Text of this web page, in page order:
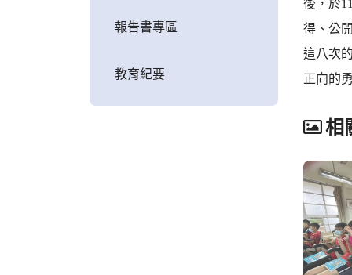
報告書專區
教育紀要
後，於
得、公
這八次
正向的
相